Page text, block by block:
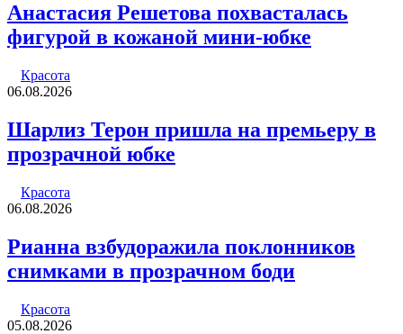
Анастасия Решетова похвасталась
фигурой в кожаной мини-юбке
Красота
06.08.2026
Шарлиз Терон пришла на премьеру в
прозрачной юбке
Красота
06.08.2026
Рианна взбудоражила поклонников
снимками в прозрачном боди
Красота
05.08.2026